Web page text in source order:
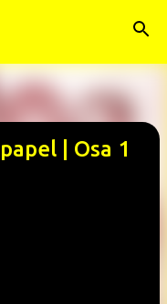
| Osa 1